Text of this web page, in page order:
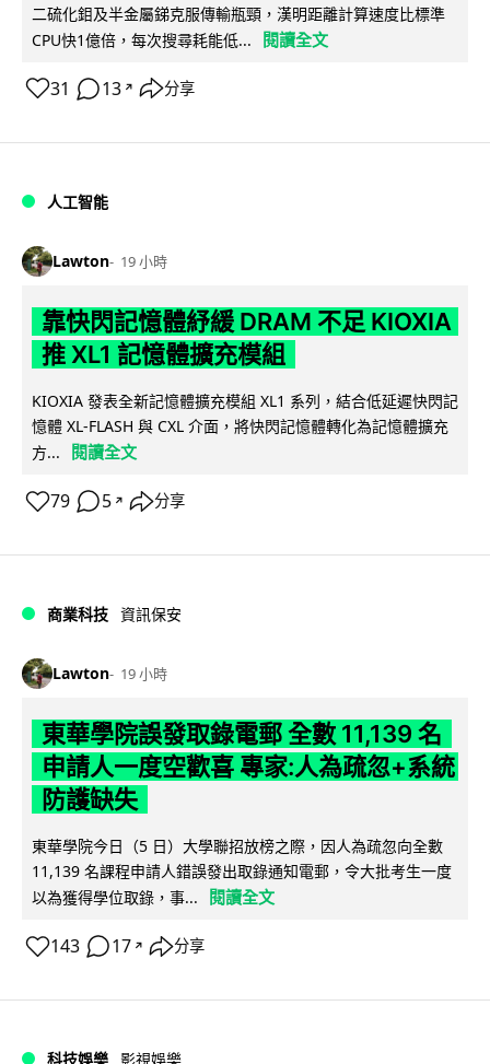
二硫化鉬及半金屬銻克服傳輸瓶頸，漢明距離計算速度比標準
CPU快1億倍，每次搜尋耗能低...
閱讀全文
31 13 ↗ 分享
人工智能
Lawton 19 小時
靠快閃記憶體紓緩 DRAM 不足 KIOXIA
推 XL1 記憶體擴充模組
KIOXIA 發表全新記憶體擴充模組 XL1 系列，結合低延遲快閃記
憶體 XL-FLASH 與 CXL 介面，將快閃記憶體轉化為記憶體擴充
方...
閱讀全文
79 5 ↗ 分享
商業科技 資訊保安
Lawton 19 小時
東華學院誤發取錄電郵 全數 11,139 名
申請人一度空歡喜 專家:人為疏忽+系統
防護缺失
東華學院今日（5 日）大學聯招放榜之際，因人為疏忽向全數
11,139 名課程申請人錯誤發出取錄通知電郵，令大批考生一度
以為獲得學位取錄，事...
閱讀全文
143 17 ↗ 分享
科技娛樂 影視娛樂